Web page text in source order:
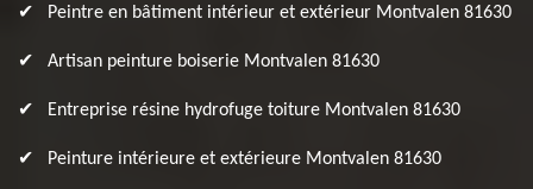
Peintre en bâtiment intérieur et extérieur Montvalen 81630
Artisan peinture boiserie Montvalen 81630
Entreprise résine hydrofuge toiture Montvalen 81630
Peinture intérieure et extérieure Montvalen 81630